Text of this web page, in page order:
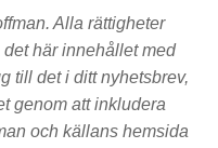
Alla rättigheter
här innehållet med
till det i ditt nyhetsbrev,
genom att inkludera
och källans hemsida